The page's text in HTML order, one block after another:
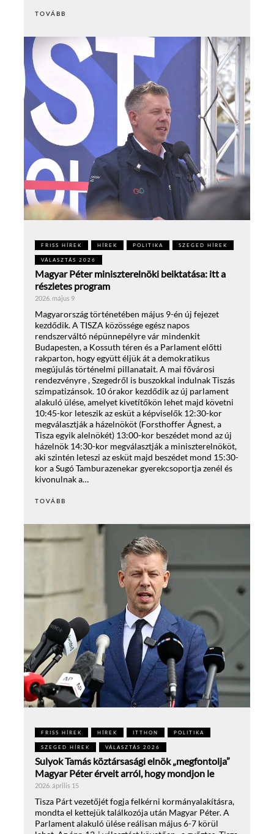
TOVÁBB
FRISS HÍREK HÍREK POLITIKA SZEGED HÍREK
VÁLASZTÁS 2026
Magyar Péter miniszterelnöki beiktatása: itt a
részletes program
2026. május 9
Magyarország történetében május 9-én új fejezet
kezdődik. A TISZA közössége egész napos
rendszerváltó népünnepélyre vár mindenkit
Budapesten, a Kossuth téren és a Parlament előtti
rakparton, hogy együtt éljük át a demokratikus
megújulás történelmi pillanatait. A mai fővárosi
rendezvényre , Szegedről is buszokkal indulnak Tiszás
szimpatizánsok. 10 órakor kezdődik az új parlament
alakuló ülése, amelyet kivetítőkön lehet majd követni
10:45-kor leteszik az esküt a képviselők 12:30-kor
megválasztják a házelnököt (Forsthoffer Ágnest, a
Tisza egyik alelnökét) 13:00-kor beszédet mond az új
házelnök 14:30-kor megválasztják a miniszterelnököt,
aki szintén leteszi az esküt majd beszédet mond 15:30-
kor a Sugó Tamburazenekar gyerekcsoportja zenél és
kivonulnak a…
TOVÁBB
FRISS HÍREK HÍREK ITTHON POLITIKA
SZEGED HÍREK VÁLASZTÁS 2026
Sulyok Tamás köztársasági elnök „megfontolja”
Magyar Péter érveit arról, hogy mondjon le
2026. április 15
Tisza Párt vezetőjét fogja felkérni kormányalakításra,
mondta el kettejük találkozója után Magyar Péter. A
Parlament alakuló ülése reálisan május 6-7 körül